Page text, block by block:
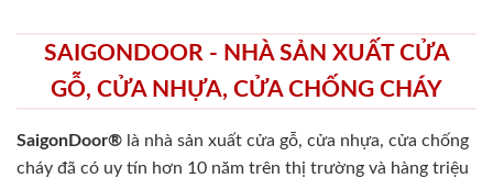
SAIGONDOOR - NHÀ SẢN XUẤT CỬA
GỖ, CỬA NHỰA, CỬA CHỐNG CHÁY
SaigonDoor® là nhà sản xuất cửa gỗ, cửa nhựa, cửa chống
cháy đã có uy tín hơn 10 năm trên thị trường và hàng triệu